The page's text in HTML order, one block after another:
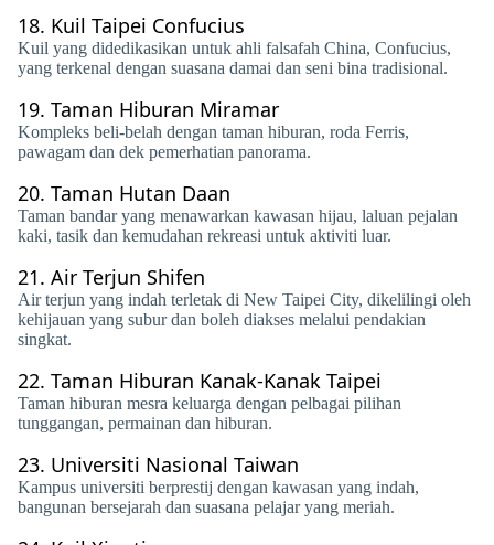
18. Kuil Taipei Confucius
Kuil yang didedikasikan untuk ahli falsafah China, Confucius,
yang terkenal dengan suasana damai dan seni bina tradisional.
19. Taman Hiburan Miramar
Kompleks beli-belah dengan taman hiburan, roda Ferris,
pawagam dan dek pemerhatian panorama.
20. Taman Hutan Daan
Taman bandar yang menawarkan kawasan hijau, laluan pejalan
kaki, tasik dan kemudahan rekreasi untuk aktiviti luar.
21. Air Terjun Shifen
Air terjun yang indah terletak di New Taipei City, dikelilingi oleh
kehijauan yang subur dan boleh diakses melalui pendakian
singkat.
22. Taman Hiburan Kanak-Kanak Taipei
Taman hiburan mesra keluarga dengan pelbagai pilihan
tunggangan, permainan dan hiburan.
23. Universiti Nasional Taiwan
Kampus universiti berprestij dengan kawasan yang indah,
bangunan bersejarah dan suasana pelajar yang meriah.